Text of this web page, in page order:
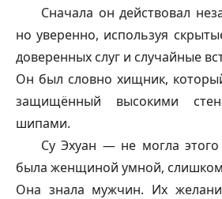
Сначала он действовал
но уверенно, используя
доверенных слуг и случайные
Он был словно хищник,
защищённый высокими
шипами.
Су Эхуан — не могла
была женщиной умной,
Она знала мужчин. Их